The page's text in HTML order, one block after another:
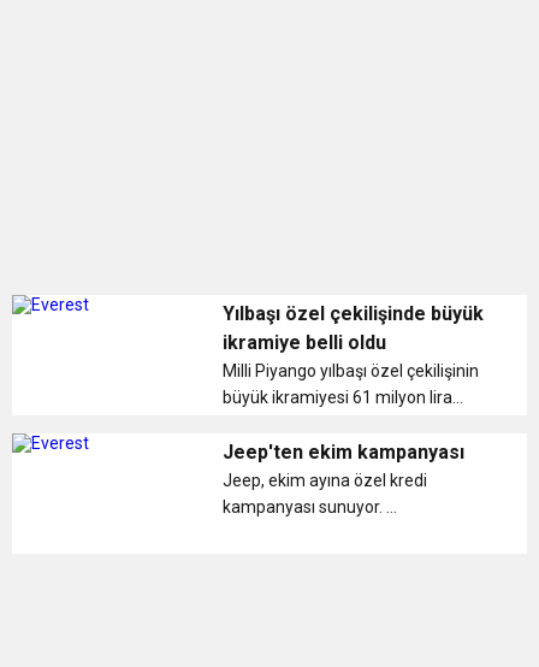
Yılbaşı özel çekilişinde büyük
ikramiye belli oldu
Milli Piyango yılbaşı özel çekilişinin
büyük ikramiyesi 61 milyon lira
bilet 30, çeyrek bilet de 15 liradan
satılacak. ...
Jeep'ten ekim kampanyası
Jeep, ekim ayına özel kredi
kampanyası sunuyor. ...